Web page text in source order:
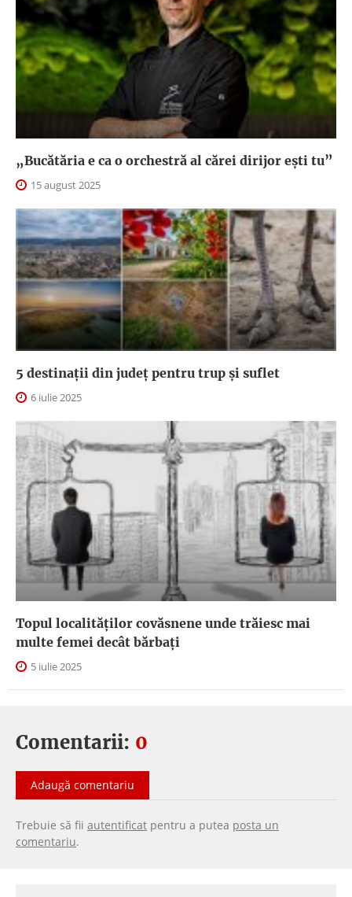
„Bucătăria e ca o orchestră al cărei dirijor ești tu”
15 august 2025
5 destinații din județ pentru trup și suflet
6 iulie 2025
Topul localităților covăsnene unde trăiesc mai
multe femei decât bărbați
5 iulie 2025
Comentarii: 0
Adaugă comentariu
Trebuie să fii autentificat pentru a putea posta un
comentariu.